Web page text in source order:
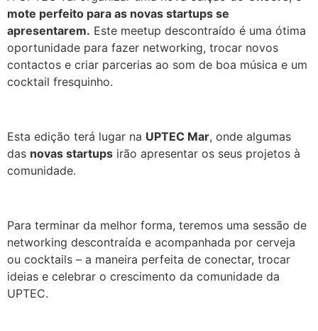
mote perfeito para as novas startups se
apresentarem. Este meetup descontraído é uma ótima
oportunidade para fazer networking, trocar novos
contactos e criar parcerias ao som de boa música e um
cocktail fresquinho.
Esta edição terá lugar na UPTEC Mar, onde algumas
das novas startups irão apresentar os seus projetos à
comunidade.
Para terminar da melhor forma, teremos uma sessão de
networking descontraída e acompanhada por cerveja
ou cocktails – a maneira perfeita de conectar, trocar
ideias e celebrar o crescimento da comunidade da
UPTEC.